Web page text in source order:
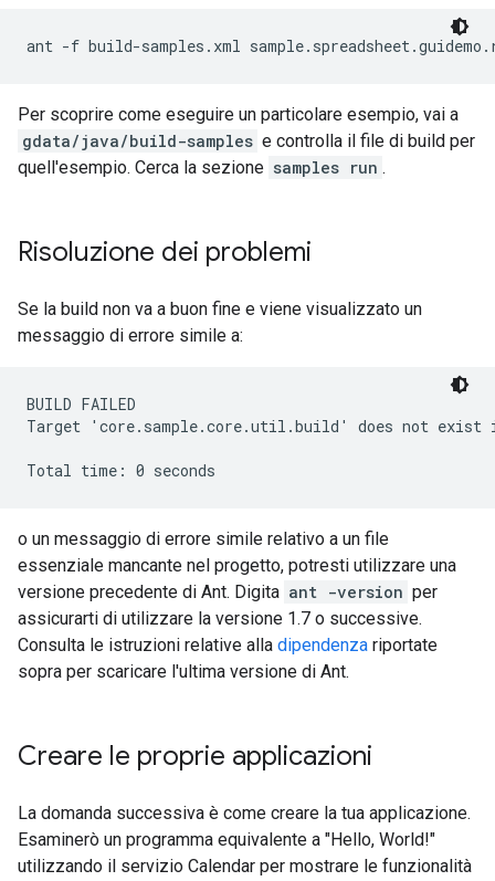
ant -f build-samples.xml
Per scoprire come eseguire un particolare esempio, vai a
gdata/java/build-samples e controlla il file di build per
quell'esempio. Cerca la sezione samples run .
Risoluzione dei problemi
Se la build non va a buon fine e viene visualizzato un
messaggio di errore simile a:
BUILD FAILED
Target 'core.sample.core.util.build' does not
o un messaggio di errore simile relativo a un file
essenziale mancante nel progetto, potresti utilizzare una
versione precedente di Ant. Digita ant -version per
assicurarti di utilizzare la versione 1.7 o successive.
Consulta le istruzioni relative alla dipendenza riportate
sopra per scaricare l'ultima versione di Ant.
Creare le proprie applicazioni
La domanda successiva è come creare la tua applicazione.
Esaminerò un programma equivalente a "Hello, World!"
utilizzando il servizio Calendar per mostrare le funzionalità